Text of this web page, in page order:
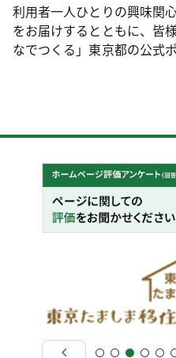
利用者一人ひとりの興味関
をお届けするとともに、皆
なでつくる」東京都の公式